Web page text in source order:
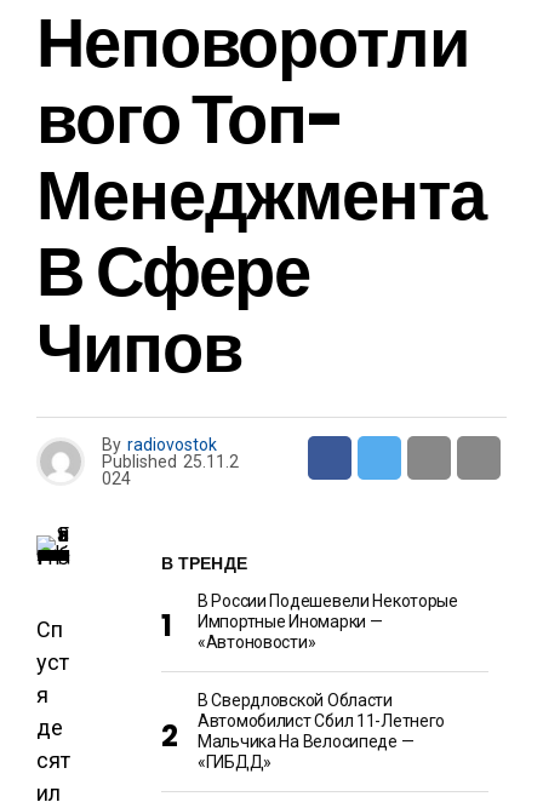
Неповоротли
Вого Топ-
Менеджмента
В Сфере
Чипов
By radiovostok
Published 25.11.2
024
Сп
уст
я
де
сят
ил
В ТРЕНДЕ
В России Подешевели Некоторые
Импортные Иномарки —
«Автоновости»
В Свердловской Области
Автомобилист Сбил 11-Летнего
Мальчика На Велосипеде —
«ГИБДД»